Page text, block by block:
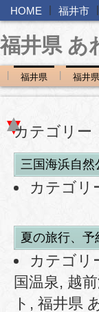
福井県 あ
HOME | 福井市 |
福井県 福井
カテゴリー
三国海浜自然
カテゴリ
夏の旅行、予
カテゴリ
国温泉, 越
ト , 福井県